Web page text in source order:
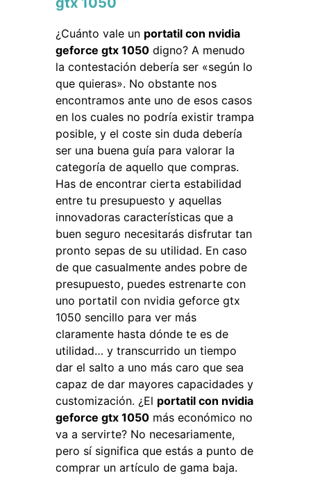
¿Cuánto vale un portatil con nvidia
geforce gtx 1050 digno? A menudo
la contestación debería ser «según lo
que quieras». No obstante nos
encontramos ante uno de esos casos
en los cuales no podría existir trampa
posible, y el coste sin duda debería
ser una buena guía para valorar la
categoría de aquello que compras.
Has de encontrar cierta estabilidad
entre tu presupuesto y aquellas
innovadoras características que a
buen seguro necesitarás disfrutar tan
pronto sepas de su utilidad. En caso
de que casualmente andes pobre de
presupuesto, puedes estrenarte con
uno portatil con nvidia geforce gtx
1050 sencillo para ver más
claramente hasta dónde te es de
utilidad… y transcurrido un tiempo
dar el salto a uno más caro que sea
capaz de dar mayores capacidades y
customización. ¿El portatil con nvidia
geforce gtx 1050 más económico no
va a servirte? No necesariamente,
pero sí significa que estás a punto de
comprar un artículo de gama baja.